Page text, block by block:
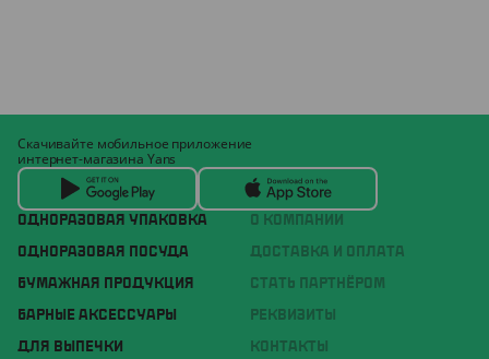
ОДНОРАЗОВАЯ УПАКОВКА
ОДНОРАЗОВАЯ ПОСУДА
БУМАЖНАЯ ПРОДУКЦИЯ
БАРНЫЕ АКСЕССУАРЫ
ДЛЯ ВЫПЕЧКИ
О КОМПАНИИ
ДОСТАВКА И ОПЛАТА
СТАТЬ ПАРТНЁРОМ
РЕКВИЗИТЫ
КОНТАКТЫ
Скачивайте мобильное приложение
интернет-магазина Yans